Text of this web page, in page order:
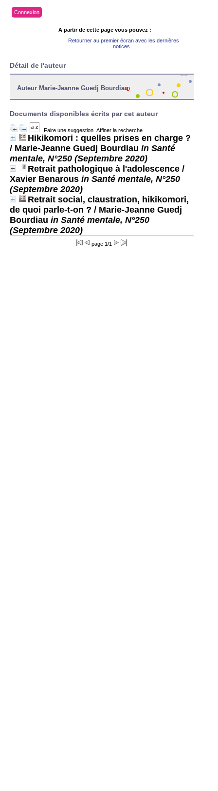
Connexion
A partir de cette page vous pouvez :
Retourner au premier écran avec les dernières
notices...
Détail de l'auteur
Auteur Marie-Jeanne Guedj Bourdiau
Documents disponibles écrits par cet auteur
Faire une suggestion Affiner la recherche
Hikikomori : quelles prises en charge ?
/ Marie-Jeanne Guedj Bourdiau in Santé
mentale, N°250 (Septembre 2020)
Retrait pathologique à l'adolescence /
Xavier Benarous in Santé mentale, N°250
(Septembre 2020)
Retrait social, claustration, hikikomori,
de quoi parle-t-on ? / Marie-Jeanne Guedj
Bourdiau in Santé mentale, N°250
(Septembre 2020)
page 1/1